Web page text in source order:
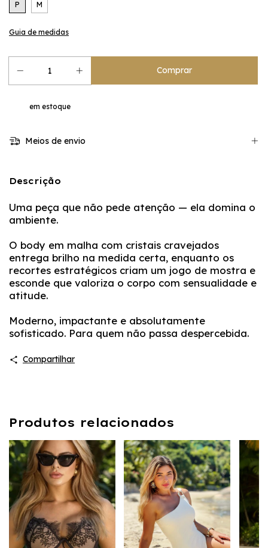
P M
Guia de medidas
em estoque
Meios de envio
Descrição
Uma peça que não pede atenção — ela domina o
ambiente.
O body em malha com cristais cravejados
entrega brilho na medida certa, enquanto os
recortes estratégicos criam um jogo de mostra e
esconde que valoriza o corpo com sensualidade e
atitude.
Moderno, impactante e absolutamente
sofisticado. Para quem não passa despercebida.
Compartilhar
Produtos relacionados